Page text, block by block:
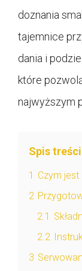
doznania
tajemnice
dania i
które
najwyższym
Spis treści
1 Czym jest
2
2.1
2.2
3